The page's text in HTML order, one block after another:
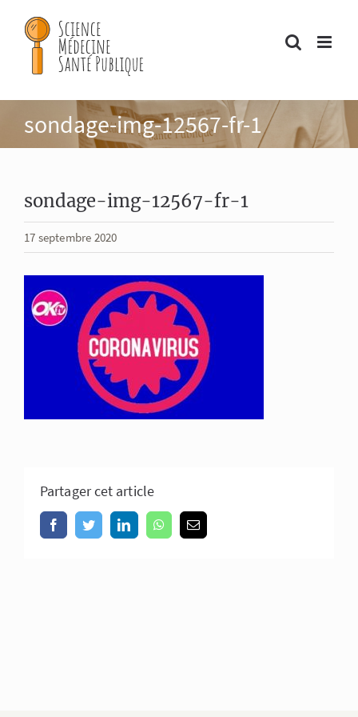
sondage-img-12567-fr-1
sondage-img-12567-fr-1
17 septembre 2020
Partager cet article
FacebookTwitterLinkedInWhatsApp
Email